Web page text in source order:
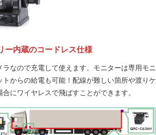
ー内蔵のコードレス仕様
なので充電して使えます。モニターは専用モニ
トからの給電も可能！配線が難しい箇所や渡りケ
にワイヤレスで飛ばすことができます。